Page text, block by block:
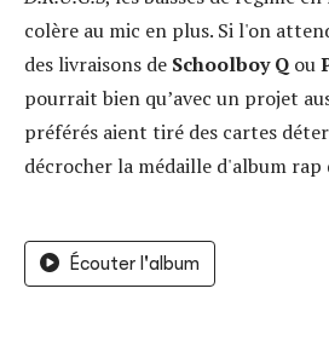
colère au mic en plus. Si l'on
des livraisons de Schoolboy Q ou
pourrait bien qu’avec un projet
préférés aient tiré des cartes
décrocher la médaille d'album rap
Écouter l'album